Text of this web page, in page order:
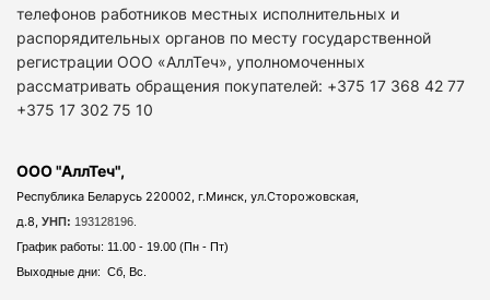
телефонов работников местных исполнительных и
распорядительных органов по месту государственной
регистрации ООО «АллТеч», уполномоченных
рассматривать обращения покупателей: +375 17 368 42 77
+375 17 302 75 10
ООО "АллТеч",
Республика Беларусь 220002, г.Минск, ул.Сторожовская,
д.8, УНП: 193128196.
График работы: 11.00 - 19.00 (Пн - Пт)
Выходные дни: Сб, Вс.